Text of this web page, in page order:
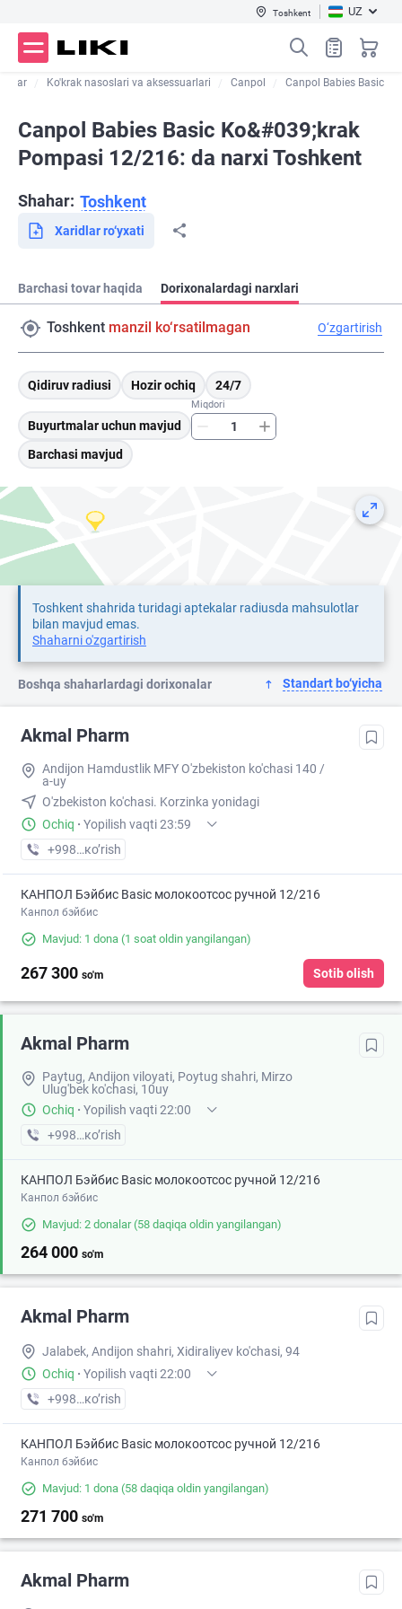
Toshkent UZ
Ko'krak nasoslari va aksessuarlari Canpol Canpol Babies Basic
Canpol Babies Basic Ko&#039;krak
Pompasi 12/216: da narxi Toshkent
Shahar: Toshkent
Xaridlar ro‘yxati
Barchasi tovar haqida Dorixonalardagi narxlari
Toshkent manzil ko‘rsatilmagan O‘zgartirish
Qidiruv radiusi Hozir ochiq 24/7
Buyurtmalar uchun mavjud
Miqdori
Barchasi mavjud
Toshkent shahrida turidagi aptekalar radiusda mahsulotlar
bilan mavjud emas.
Shaharni o'zgartirish
Boshqa shaharlardagi dorixonalar Standart bo‘yicha
Akmal Pharm
Andijon Hamdustlik MFY O'zbekiston ko'chasi 140 /
a-uy
O'zbekiston ko'chasi. Korzinka yonidagi
Ochiq · Yopilish vaqti 23:59
+998 (90) XXX-XX-XX
кo’rish
КАНПОЛ Бэйбис Basic молокоотсос ручной 12/216
Канпол бэйбис
Mavjud: 1 dona (1 soat oldin yangilangan)
267 300 so'm Sotib olish
Akmal Pharm
Paytug, Andijon viloyati, Poytug shahri, Mirzo
Ulug'bek ko'chasi, 10uy
Ochiq · Yopilish vaqti 22:00
+998 (90) XXX-XX-XX
кo’rish
КАНПОЛ Бэйбис Basic молокоотсос ручной 12/216
Канпол бэйбис
Mavjud: 2 donalar(58 daqiqa oldin yangilangan)
264 000 so'm
Akmal Pharm
Jalabek, Andijon shahri, Xidiraliyev ko'chasi, 94
Ochiq · Yopilish vaqti 22:00
+998 (90) XXX-XX-XX
кo’rish
КАНПОЛ Бэйбис Basic молокоотсос ручной 12/216
Канпол бэйбис
Mavjud: 1 dona (58 daqiqa oldin yangilangan)
271 700 so'm
Akmal Pharm